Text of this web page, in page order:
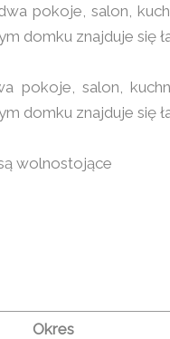
pokoje, salon,
domku znajduje się
pokoje, salon,
domku znajduje się
wolnostojące
Okres